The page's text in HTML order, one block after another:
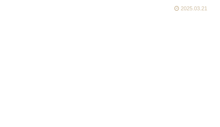
2025.03.21